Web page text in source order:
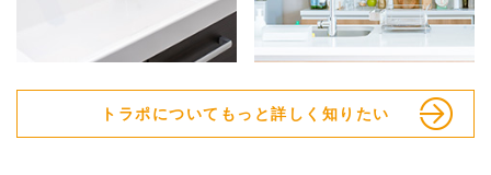
トラポについてもっと詳しく知りたい